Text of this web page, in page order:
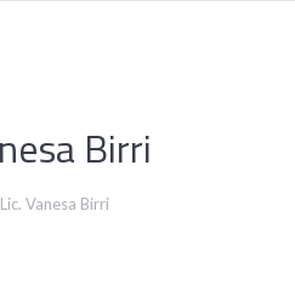
Birri
Lic. Vanesa Birri